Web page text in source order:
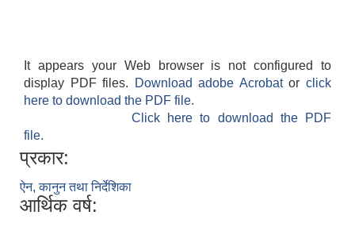
It appears your Web browser is not configured to
display PDF files.
Download adobe Acrobatorclick
here to download the PDF file.
Click here to download the PDF
file.
प्रकार:
ऐन, कानुन तथा निर्देशिका
आर्थिक वर्ष: